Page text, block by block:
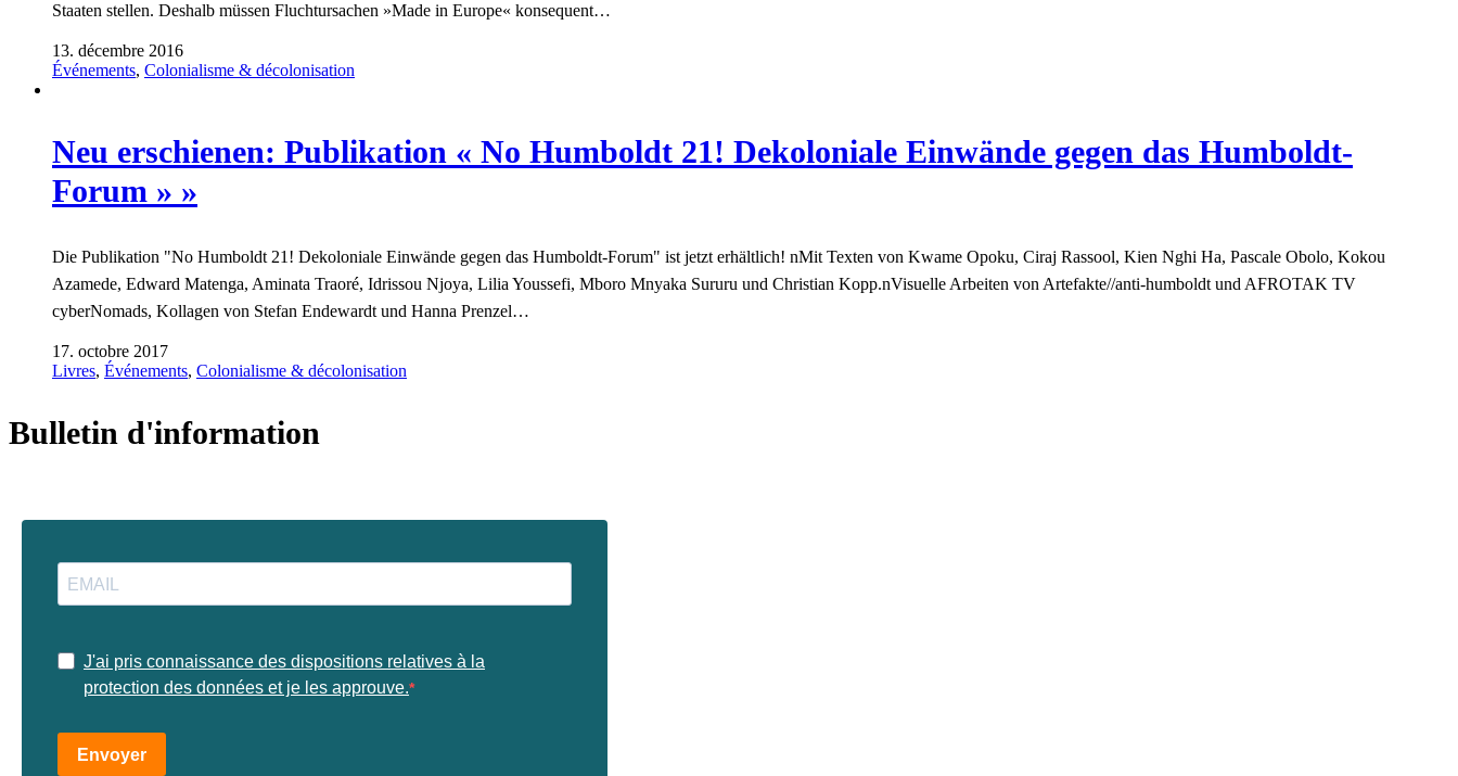
Staaten stellen. Deshalb müssen Fluchtursachen »Made in Europe« konsequent…
13. décembre 2016
Événements, Colonialisme & décolonisation
Neu erschienen: Publikation « No Humboldt 21! Dekoloniale Einwände gegen das Humboldt-
Forum » »
Die Publikation "No Humboldt 21! Dekoloniale Einwände gegen das Humboldt-Forum" ist jetzt erhältlich! nMit Texten von Kwame Opoku, Ciraj Rassool, Kien Nghi Ha, Pascale Obolo, Kokou
Azamede, Edward Matenga, Aminata Traoré, Idrissou Njoya, Lilia Youssefi, Mboro Mnyaka Sururu und Christian Kopp.nVisuelle Arbeiten von Artefakte//anti-humboldt und AFROTAK TV
cyberNomads, Kollagen von Stefan Endewardt und Hanna Prenzel…
17. octobre 2017
Livres, Événements, Colonialisme & décolonisation
Bulletin d'information
J'ai pris connaissance des dispositions relatives à la
protection des données et je les approuve.
Envoyer